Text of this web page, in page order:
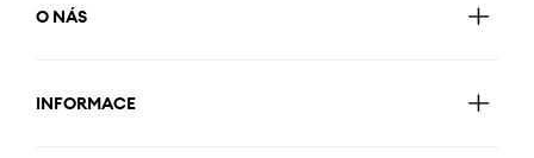
O NÁS
INFORMACE